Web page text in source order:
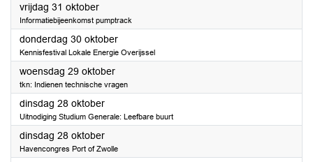
vrijdag 31 oktober2025
Informatiebijeenkomst pumptrack
donderdag 30 oktober2025
Kennisfestival Lokale Energie Overijssel
woensdag 29 oktober2025
tkn: Indienen technische vragen
dinsdag 28 oktober2025
Uitnodiging Studium Generale: Leefbare buurt
dinsdag 28 oktober2025
Havencongres Port of Zwolle